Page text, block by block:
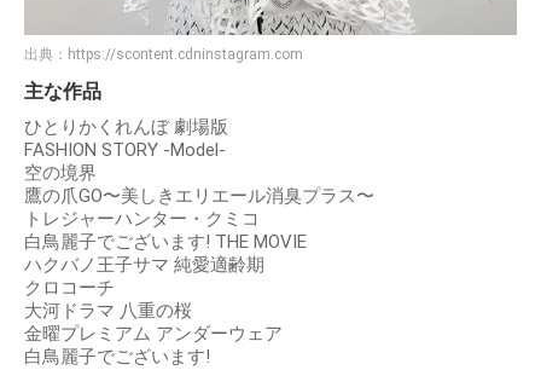
出典： https://scontent.cdninstagram.com
主な作品
ひとりかくれんぼ 劇場版
FASHION STORY -Model-
空の境界
鷹の爪GO〜美しきエリエール消臭プラス〜
トレジャーハンター・クミコ
白鳥麗子でございます! THE MOVIE
ハクバノ王子サマ 純愛適齢期
クロコーチ
大河ドラマ 八重の桜
金曜プレミアム アンダーウェア
白鳥麗子でございます!